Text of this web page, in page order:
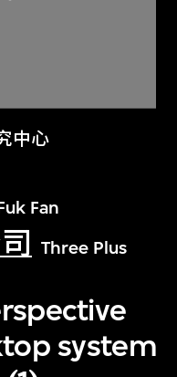
中心
Fan
Three Plus
system
十一世纪视觉